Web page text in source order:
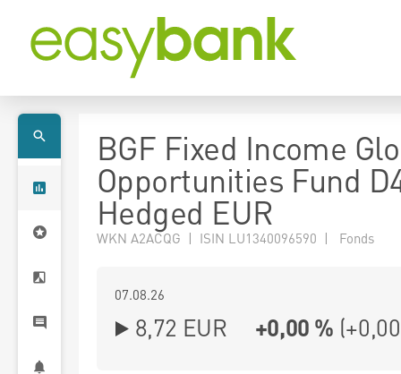
BGF Fixed Income
Opportunities Fund
Hedged EUR
WKN A2ACQG | ISIN LU1340096590 | Fonds
07.08.26
8,72 EUR +0,00 % (+0,00